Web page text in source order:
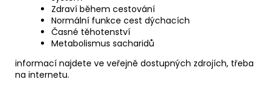
Zdraví během cestování
Normální funkce cest dýchacích
Časné těhotenství
Metabolismus sacharidů
informací najdete ve veřejně dostupných zdrojích, třeba
na internetu.